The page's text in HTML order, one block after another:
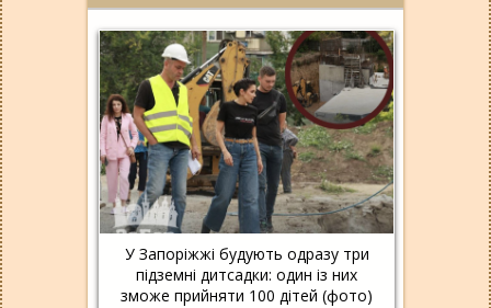
У Запоріжжі будують одразу три
підземні дитсадки: один із них
зможе прийняти 100 дітей (фото)